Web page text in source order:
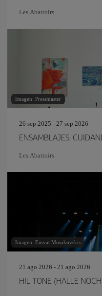
Les Abattoirs
Imagen: Pressmaster
26 sep 2025 - 27 sep 2026
ENSAMBLAJES.
Les Abattoirs
Imagen: Emvat Mosakovskis
21 ago 2026 - 21 ago 2026
HIL TONE (HALLE